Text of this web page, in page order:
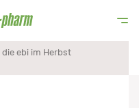
die ebi im Herbst